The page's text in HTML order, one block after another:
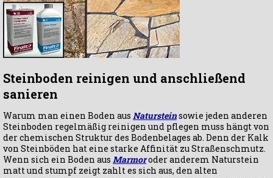
Steinboden reinigen und anschließend
sanieren
Warum man einen Boden aus Natursteinsowie jeden anderen
Steinboden regelmäßig reinigen und pflegen muss hängt von
der chemischen Struktur des Bodenbelages ab. Denn der Kalk
von Steinböden hat eine starke Affinität zu Straßenschmutz.
Wenn sich ein Boden aus Marmoroder anderem Naturstein
matt und stumpf zeigt zahlt es sich aus, den alten